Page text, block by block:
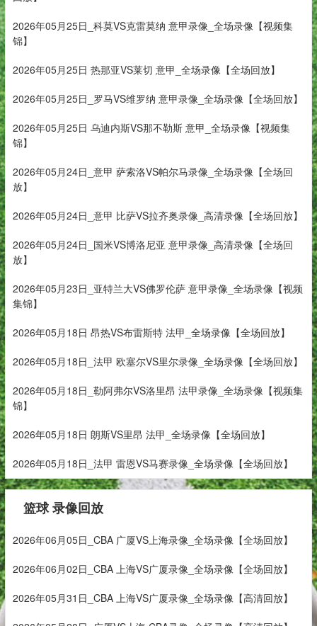
2026年05月25日_科莫VS克雷莫纳 意甲录像_全场录像【视频集
锦】
2026年05月25日 热那亚VS莱切 意甲_全场录像【全场回放】
2026年05月25日_罗马VS维罗纳 意甲录像_全场录像【全场回放】
2026年05月25日 乌迪内斯VS那不勒斯 意甲_全场录像【视频集
锦】
2026年05月24日_意甲 萨索洛VS帕尔马录像_全场录像【全场回
放】
2026年05月24日_意甲 比萨VS拉齐奥录像_高清录像【全场回放】
2026年05月24日_国米VS博洛尼亚 意甲录像_高清录像【全场回
放】
2026年05月23日_亚特兰大VS佛罗伦萨 意甲录像_全场录像【视频
集锦】
2026年05月18日 昂热VS布雷斯特 法甲_全场录像【全场回放】
2026年05月18日_法甲 欧塞尔VS里尔录像_全场录像【全场回放】
2026年05月18日_勒阿弗尔VS洛里昂 法甲录像_全场录像【视频集
锦】
2026年05月18日 朗斯VS里昂 法甲_全场录像【全场回放】
2026年05月18日_法甲 雷恩VS马赛录像_全场录像【全场回放】
篮球 录像回放
2026年06月05日_CBA 广厦VS上海录像_全场录像【全场回放】
2026年06月02日_CBA 上海VS广厦录像_全场录像【全场回放】
2026年05月31日_CBA 上海VS广厦录像_全场录像【高清回放】